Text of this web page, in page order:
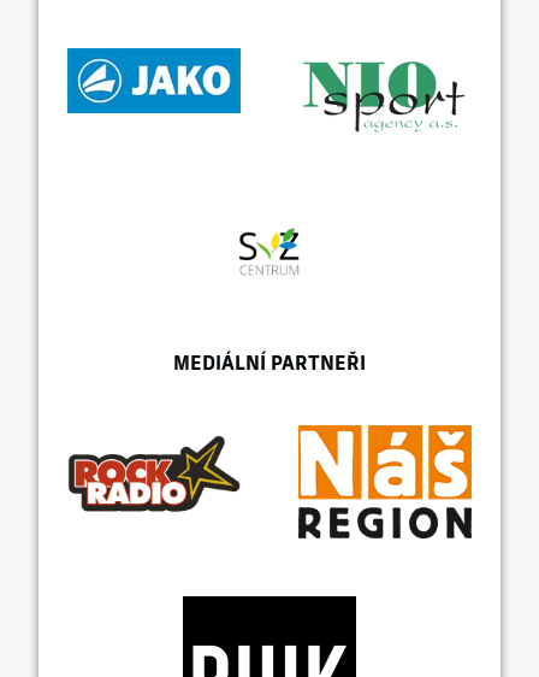
MEDIÁLNÍ PARTNEŘI